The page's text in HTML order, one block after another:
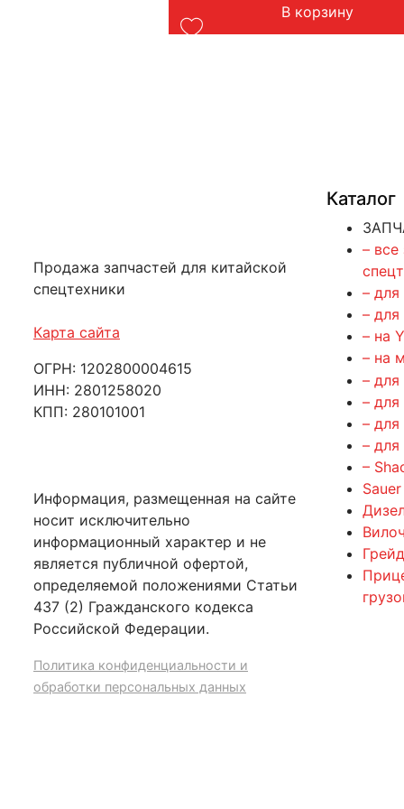
В корзину
Продажа запчастей для китайской
спецтехники
Карта сайта
ОГРН: 1202800004615
ИНН: 2801258020
КПП: 280101001
Информация, размещенная на сайте
носит исключительно
информационный характер и не
является публичной офертой,
определяемой положениями Статьи
437 (2) Гражданского кодекса
Российской Федерации.
Политика конфиденциальности и
обработки персональных данных
Каталог
– все
– для
–
– на
– на
–
–
– для
–
–